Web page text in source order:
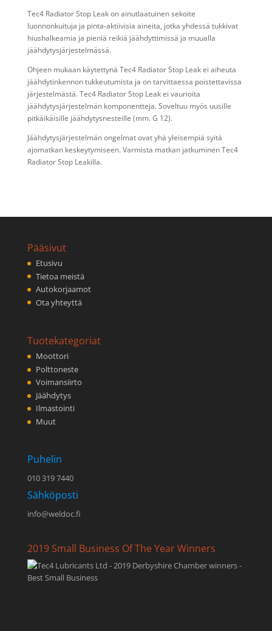
Tec4 Radiator Stop Leak on ainutlaatuinen sekoite
luonnonkuituja ja pinta-aktiivisia aineita, jotka yhdessä tukkivat
hiushalkeamia ja pieniä reikiä jäähdyttimissä ja muualla
jäähdytysjärjestelmässä.
Ohjeen mukaan käytettynä Tec4 Radiator Stop Leak ei aiheuta
jäähdytinkennon tukkeutumista ja on tarvittaessa poistettavissa
järjestelmästä. Tec4 Radiator Stop Leak ei vaurioita
jäähdytysjärjestelmän komponentteja. Soveltuu myös uusille
pitkäikäisille jäähdytysnesteille (mm. G 12).
Jäähdytysjärjestelmän ongelmat ovat yhä yleisempiä syitä
ajomatkan keskeytymiseen. Varmista matkan jatkuminen Tec4
Radiator Stop Leakilla.
Pääsivut
Etusivu
Tietoa meistä
Autokorjaamot
Ota yhteyttä
Tuotekategoriat
Moottori
Polttoneste
Voimansiirto
Jäähdytys
Ilmastointi
Muut
Puhelin
010 319 7440
Sähköposti
info@weldoc.fi
2019 Small Business Of The Year Winners